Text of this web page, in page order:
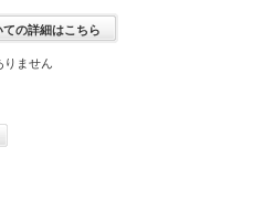
の詳細はこちら
りません